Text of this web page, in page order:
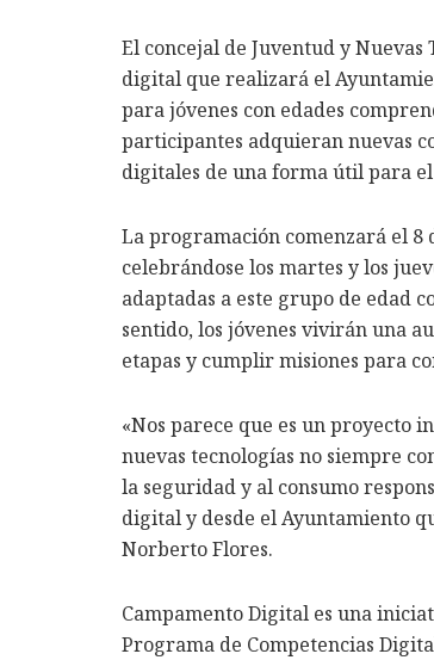
El concejal de Juventud y
digital que realizará el
para jóvenes con edades
participantes adquieran nuevas
digitales de una forma útil para
La programación comenzará el 8
celebrándose los martes y los
adaptadas a este grupo de edad
sentido, los jóvenes vivirán una
etapas y cumplir misiones para
«Nos parece que es un proyecto
nuevas tecnologías no siempre
la seguridad y al consumo
digital y desde el Ayuntamiento
Norberto Flores.
Campamento Digital es una
Programa de Competencias